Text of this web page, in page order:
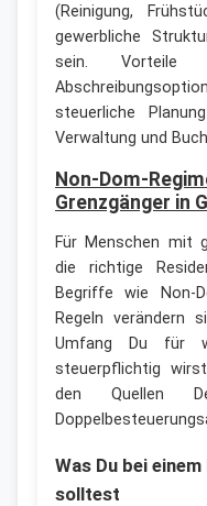
(Reinigung,
gewerbliche
sein. Vorteile
steuerliche
Verwaltung und
Non-Dom-
Grenzgänger in
Für Menschen mit
die richtige
Begriffe wie Non-
Regeln verändern
Umfang Du für
steuerpflichtig
den Quellen
Was Du bei
solltest